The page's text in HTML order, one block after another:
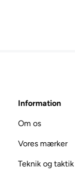
Information
Om os
Vores mærker
Teknik og taktik